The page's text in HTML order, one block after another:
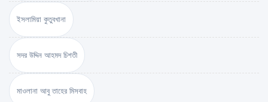
ইসলামিয়া কুতুবখানা
সদর উদ্দিন আহমদ চিশতী
মাওলানা আবু তাহের মিসবাহ